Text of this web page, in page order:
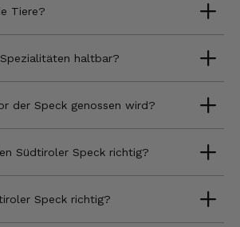
Tiere?
haltbar?
der Speck genossen wird?
Südtiroler Speck richtig?
Speck richtig?